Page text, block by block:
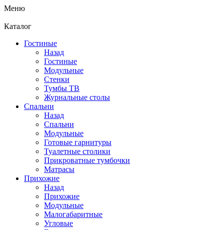
Меню
Каталог
Гостиные
Назад
Гостиные
Модульные
Стенки
Тумбы ТВ
Журнальные столы
Спальни
Назад
Спальни
Модульные
Готовые гарнитуры
Туалетные столики
Прикроватные тумбочки
Матрасы
Прихожие
Назад
Прихожие
Модульные
Малогабаритные
Угловые